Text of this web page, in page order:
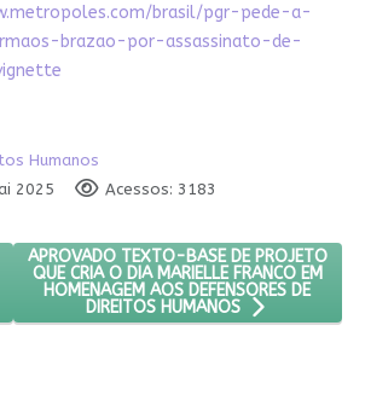
brasil/pgr-pede-a-
brazao-por-assassinato-de-
Humanos
2025
Acessos: 3183
O 13 DE MAIO – E O TRABALHO DIGNO QUE
PRÓXIMO ARTIGO: APROVADO TEXTO-
APROVADO TEXTO-BASE DE PROJETO
QUE CRIA O DIA MARIELLE FRANCO EM
HOMENAGEM AOS DEFENSORES DE
DIREITOS HUMANOS